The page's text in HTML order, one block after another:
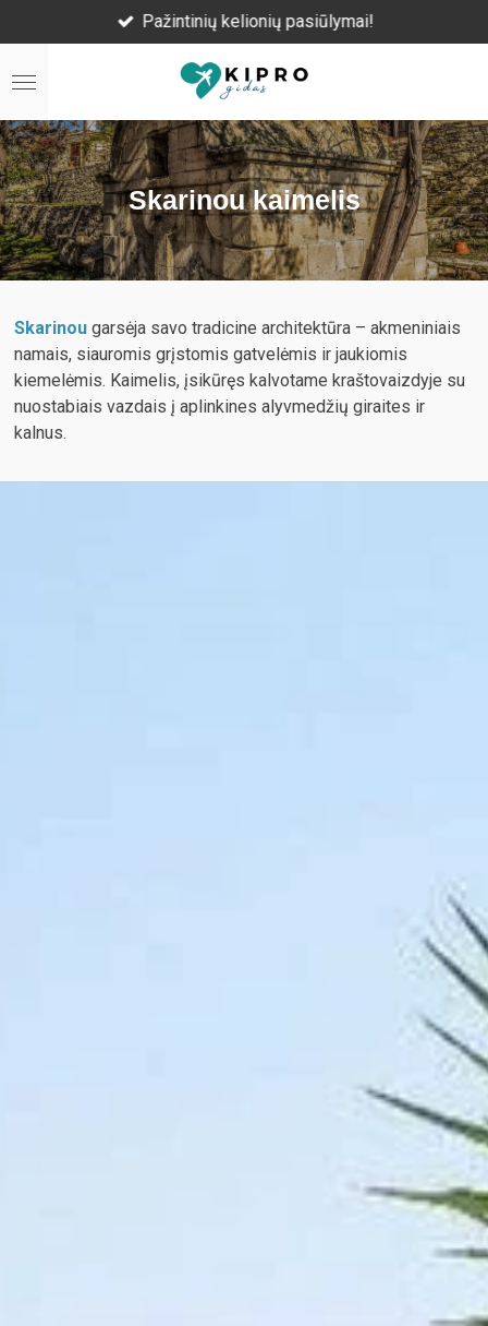
to
main
Pažintinių kelionių pasiūlymai!
Skarinou kaimelis
Skarinou garsėja savo tradicine architektūra – akmeniniais
namais, siauromis grįstomis gatvelėmis ir jaukiomis
kiemelėmis. Kaimelis, įsikūręs kalvotame kraštovaizdyje su
nuostabiais vazdais į aplinkines alyvmedžių giraites ir
kalnus.